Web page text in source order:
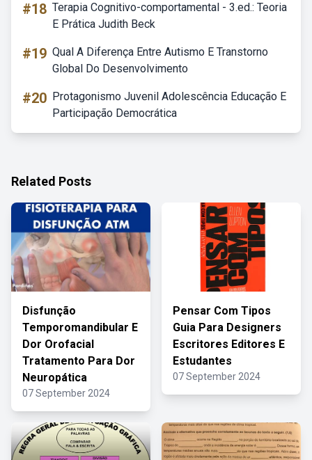
#18 Terapia Cognitivo-comportamental - 3.ed.: Teoria
E Prática Judith Beck
#19 Qual A Diferença Entre Autismo E Transtorno
Global Do Desenvolvimento
#20 Protagonismo Juvenil Adolescência Educação E
Participação Democrática
Related Posts
Disfunção
Temporomandibular E
Dor Orofacial
Tratamento Para Dor
Neuropática
07 September 2024
Pensar Com Tipos
Guia Para Designers
Escritores Editores E
Estudantes
07 September 2024